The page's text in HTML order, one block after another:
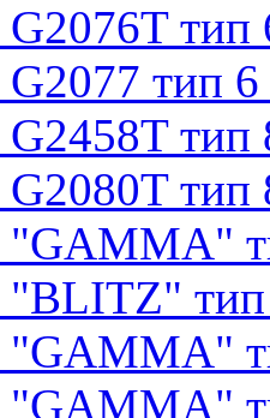
тип
тип 6
тип
тип
"GAMMA"
"BLITZ"
"GAMMA"
"GAMMA"